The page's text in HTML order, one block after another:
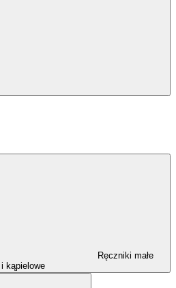
Ręczniki małe
i kąpielowe